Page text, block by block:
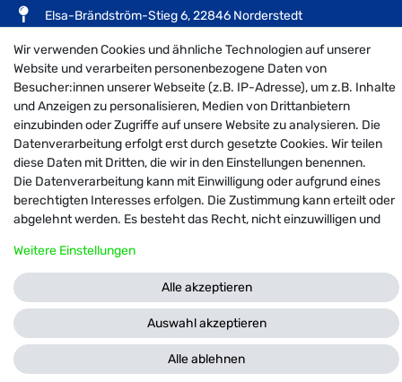
FRAGEN ZUM ARTIKEL
Elsa-Brändström-Stieg 6, 22846 Norderstedt
MiniHeld B2B auf Facebook
MiniHeld B2B auf Instagram!
MiniHeld B2B auf Pintarest
© 2026 MiniHeld B2B| Design by neoprisma
Alle Preise inkl. MwSt., zzgl. Versandkosten
Wir verwenden Cookies und ähnliche Technologien auf unserer
Website und verarbeiten personenbezogene Daten von
Besucher:innen unserer Webseite (z.B. IP-Adresse), um z.B. Inhalte
und Anzeigen zu personalisieren, Medien von Drittanbietern
einzubinden oder Zugriffe auf unsere Website zu analysieren. Die
Datenverarbeitung erfolgt erst durch gesetzte Cookies. Wir teilen
diese Daten mit Dritten, die wir in den Einstellungen benennen.
Die Datenverarbeitung kann mit Einwilligung oder aufgrund eines
berechtigten Interesses erfolgen. Die Zustimmung kann erteilt oder
abgelehnt werden. Es besteht das Recht, nicht einzuwilligen und
widerrufen. Weitere Informationen zur Verwendung
personenbezogener Daten und den Diensten erklären wir in unserer
Daten­schutz­erklärung
Weitere Einstellungen
Alle akzeptieren
Alle ablehnen
Auswahl akzeptieren